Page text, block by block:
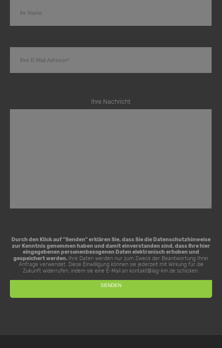
Ihre Nachricht
Durch den Klick auf "Senden" erklären Sie, dass Sie dieDatenschutzhinweise
zur Kenntnis genommen haben und damit einverstanden sind, dass Ihre hier
eingegebenen personenbezogenen Daten elektronisch erhoben und
gespeichert werden. Ihre Daten werden nur zum Zweck der Beantwortung Ihrer
Anfrage verwendet. Diese Einwilligung können sie jederzeit mit Wirkung für die
Zukunft widerrufen, indem sie eine E-Mail an kontakt@lag-km.de schicken.